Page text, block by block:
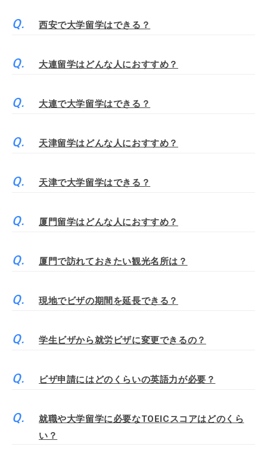
西安で大学留学はできる？
大連留学はどんな人におすすめ？
大連で大学留学はできる？
天津留学はどんな人におすすめ？
天津で大学留学はできる？
厦門留学はどんな人におすすめ？
厦門で訪れておきたい観光名所は？
現地でビザの期間を延長できる？
学生ビザから就労ビザに変更できるの？
ビザ申請にはどのくらいの英語力が必要？
就職や大学留学に必要なTOEICスコアはどのくら
い？